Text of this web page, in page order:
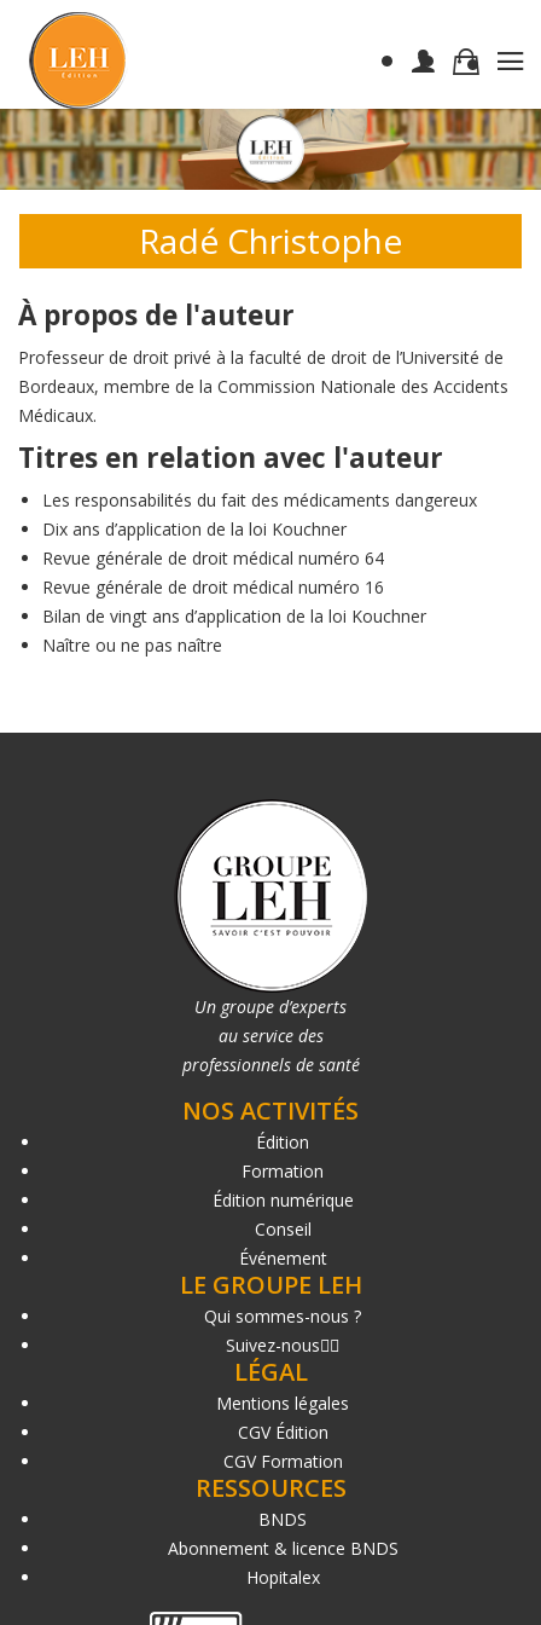
Radé Christophe
À propos de l'auteur
Professeur de droit privé à la faculté de droit de l’Université de
Bordeaux, membre de la Commission Nationale des Accidents
Médicaux.
Titres en relation avec l'auteur
Les responsabilités du fait des médicaments dangereux
Dix ans d’application de la loi Kouchner
Revue générale de droit médical numéro 64
Revue générale de droit médical numéro 16
Bilan de vingt ans d’application de la loi Kouchner
Naître ou ne pas naître
Un groupe d’experts
au service des
professionnels de santé
NOS ACTIVITÉS
Édition
Formation
Édition numérique
Conseil
Événement
LE GROUPE LEH
Qui sommes-nous ?
Suivez-nous
LÉGAL
Mentions légales
CGV Édition
CGV Formation
RESSOURCES
BNDS
Abonnement & licence BNDS
Hopitalex